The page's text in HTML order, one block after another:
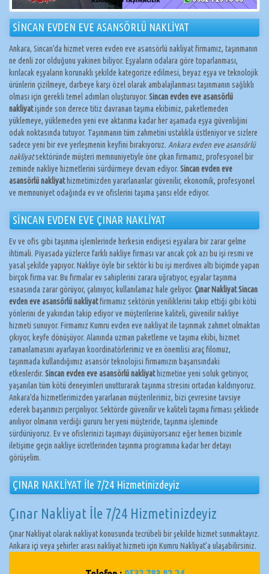
SİNCAN EVDEN EVE ASANSÖRLÜ NAKLİYAT
Ankara, Sincan’da hizmet veren evden eve asansörlü nakliyat firmamız, taşınmanın
ne denli zor olduğunu yakinen biliyor. Eşyaların odalara göre toparlanması,
kırılacak eşyaların korunaklı şekilde kategorize edilmesi, beyaz eşya ve teknolojik
ürünlerin çizilmeye, darbeye karşı özel olarak ambalajlanması taşınmanın sağlıklı
olması için gerekli temel adımları oluşturuyor. Sincan evden eve asansörlü
nakliyatişinde son derece titiz davranan taşıma ekibimiz, paketlemeden
yüklemeye, yüklemeden yeni eve aktarıma kadar her aşamada eşya güvenliğini
odak noktasında tutuyor. Taşınmanın tüm zahmetini ustalıkla üstleniyor ve sizlere
sadece yeni bir eve yerleşmenin keyfini bırakıyoruz. Ankara evden eve asansörlü
nakliyatsektöründe müşteri memnuniyetiyle öne çıkan firmamız, profesyonel bir
zeminde nakliye hizmetlerini sürdürmeye devam ediyor. Sincan evden eve
asansörlü nakliyathizmetimizden yararlananlar güvenilir, ekonomik, profesyonel
ve memnuniyet odağında ev ve ofislerini taşıma şansı elde ediyor.
SİNCAN EVDEN EVE ÇINAR NAKLİYAT
Ev ve ofis gibi taşınma işlemlerinde herkesin endişesi eşyalara bir zarar gelme
ihtimali. Piyasada yüzlerce farklı nakliye firması var ancak çok azı bu işi resmi ve
yasal şekilde yapıyor. Nakliye öyle bir sektör ki bu işi merdiven altı biçimde yapan
birçok firma var. Bu firmalar ev sahiplerini zarara uğratıyor, eşyalar taşınma
esnasında zarar görüyor, çalınıyor, kullanılamaz hale geliyor. Çınar Nakliyat Sincan
evden eve asansörlü nakliyatfirmamız sektörün yeniliklerini takip ettiği gibi kötü
yönlerini de yakından takip ediyor ve müşterilerine kaliteli, güvenilir nakliye
hizmeti sunuyor. Firmamız Kumru evden eve nakliyat ile taşınmak zahmet olmaktan
çıkıyor, keyfe dönüşüyor. Alanında uzman paketleme ve taşıma ekibi, hizmet
zamanlamasını ayarlayan koordinatörlerimiz ve en önemlisi araç filomuz,
taşınmada kullandığımız asansör teknolojisi firmamızın başarısındaki
etkenlerdir. Sincan evden eve asansörlü nakliyathizmetine yeni soluk getiriyor,
yaşanılan tüm kötü deneyimleri unutturarak taşınma stresini ortadan kaldırıyoruz.
Ankara’da hizmetlerimizden yararlanan müşterilerimiz, bizi çevresine tavsiye
ederek başarımızı perçinliyor. Sektörde güvenilir ve kaliteli taşıma firması şeklinde
anılıyor olmanın verdiği gururu her yeni müşteride, taşınma işleminde
sürdürüyoruz. Ev ve ofislerinizi taşımayı düşünüyorsanız eğer hemen bizimle
iletişime geçin nakliye ücretlerinden taşınma programına kadar her detayı
görüşelim.
ÇINAR NAKLİYAT İle 7/24 Hizmetinizdeyiz
Çınar Nakliyat İle 7/24 Hizmetinizdeyiz
Çınar Nakliyat olarak nakliyat konusunda tecrübeli bir şekilde hizmet sunmaktayız.
Ankara içi veya şehirler arası nakliyat hizmeti için Kumru Nakliyat’a ulaşabilirsiniz.